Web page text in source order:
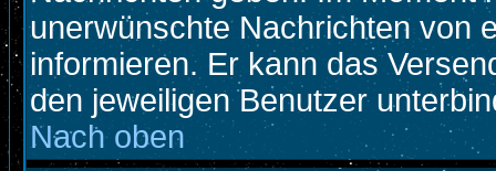
unerwünschte Nachrichten von
informieren. Er kann das
den jeweiligen Benutzer
Nach oben